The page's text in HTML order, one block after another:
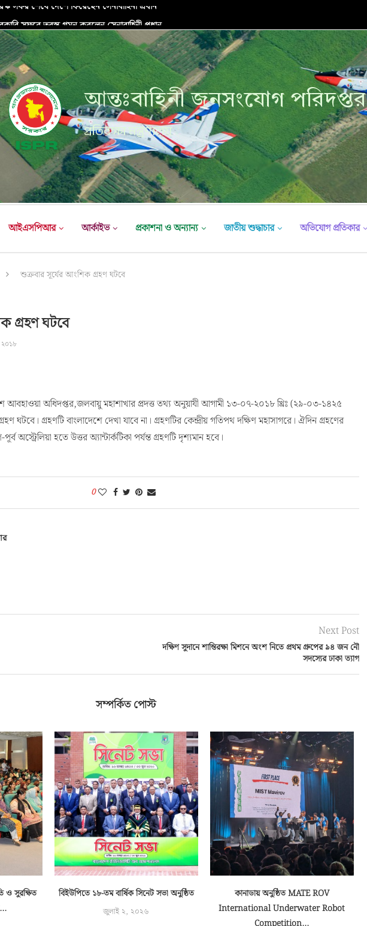
সফরে তুরস্ক গমন করলেন সেনাবাহিনী প্রধান
আন্তঃবাহিনী জনসংযোগ পরিদপ্তর
প্রতিরক্ষা মন্ত্রণালয়
আইএসপিআর আর্কাইভ প্রকাশনা ও অন্যান্য জাতীয় শুদ্ধাচার অভিযোগ প্রতিকার
শুক্রবার সূর্যের আংশিক গ্রহণ ঘটবে
গ্রহণ ঘটবে
আবহাওয়া অধিদপ্তর,জলবায়ু মহাশাখার প্রদত্ত তথ্য অনুয়াযী আগামী ১৩-০৭-২০১৮ খ্রিঃ (২৯-০৩-১৪২৫
ঘটবে। গ্রহণটি বাংলাদেশে দেখা যাবে না। গ্রহণটির কেন্দ্রীয় গতিপথ দক্ষিণ মহাসাগরে। ঐদিন গ্রহণের
অস্ট্রেলিয়া হতে উত্তর অ্যান্টার্কটিকা পর্যন্ত গ্রহণটি দৃশ্যমান হবে।
0
Next Post
দক্ষিণ সুদানে শান্তিরক্ষা মিশনে অংশ নিতে প্রথম গ্রুপের ৯৪ জন নৌ
সদস্যের ঢাকা ত্যাগ
সম্পর্কিত পোস্ট
ও সুরক্ষিত
বিইউপিতে ১৮-তম বার্ষিক সিনেট সভা অনুষ্ঠিত
জুলাই ২, ২০২৬
কানাডায় অনুষ্ঠিত MATE ROV
International Underwater Robot